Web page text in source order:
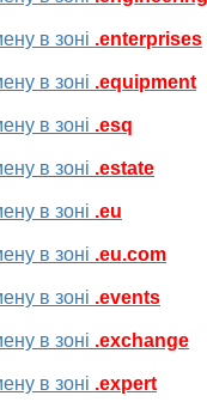
в зоні .enterprises
в зоні .equipment
в зоні .esq
в зоні .estate
в зоні .eu
в зоні .eu.com
в зоні .events
в зоні .exchange
в зоні .expert